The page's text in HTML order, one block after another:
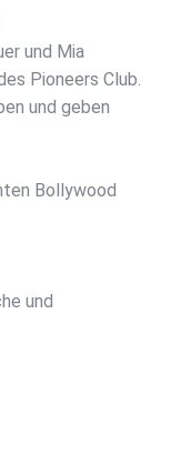
und Mia
Pioneers Club.
und geben
Bollywood
und